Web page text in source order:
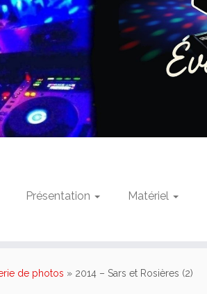
Présentation Matériel
de photos » 2014 – Sars et Rosières (2)